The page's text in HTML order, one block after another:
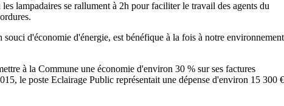
lampadaires se rallument à 2h pour faciliter le travail des agents du
souci d'économie d'énergie, est bénéfique à la fois à notre
à la Commune une économie d'environ 30 % sur ses factures
le poste Eclairage Public représentait une dépense d'environ 15 300